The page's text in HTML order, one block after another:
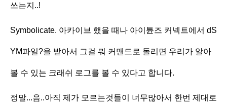
쓰는지..!
Symbolicate. 아카이브 했을 때나 아이튠즈 커넥트에서 dS
YM파일?을 받아서 그걸 뭐 커맨드로 돌리면 우리가 알아
볼 수 있는 크래쉬 로그를 볼 수 있다고 합니다.
정말...음..아직 제가 모르는것들이 너무많아서 한번 제대로